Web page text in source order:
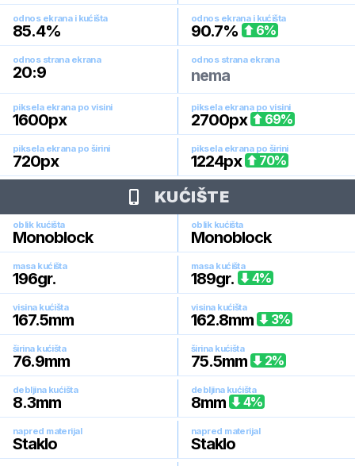
odnos ekrana i kućišta
85.4%
odnos ekrana i kućišta
90.7% 6%
odnos strana ekrana
20:9
odnos strana ekrana
nema
piksela ekrana po visini
1600px
piksela ekrana po visini
2700px 69%
piksela ekrana po širini
720px
piksela ekrana po širini
1224px 70%
KUĆIŠTE
oblik kućišta
Monoblock
oblik kućišta
Monoblock
masa kućišta
196gr.
masa kućišta
189gr. 4%
visina kućišta
167.5mm
visina kućišta
162.8mm 3%
širina kućišta
76.9mm
širina kućišta
75.5mm 2%
debljina kućišta
8.3mm
debljina kućišta
8mm 4%
napred materijal
Staklo
napred materijal
Staklo